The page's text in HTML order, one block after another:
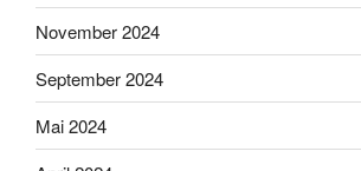
November 2024
September 2024
Mai 2024